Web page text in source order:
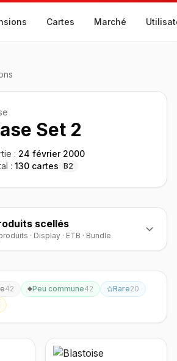
Cartes Marché
Set 2
: 24 février 2000
: 130 cartes B2
scellés
s · Display · ETB · Bundle
42 Peu commune42 Rare20